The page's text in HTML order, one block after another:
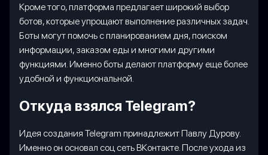
Кроме того, платформа предлагает широкий выбор
ботов, которые упрощают выполнение различных задач.
Боты могут помочь с планированием дня, поиском
информации, заказом еды и многими другими
функциями. Именно боты делают платформу еще более
удобной и функциональной.
Откуда взялся Telegram?
Идея создания Telegram принадлежит Павлу Дурову.
Именно он основал соц сеть ВКонтакте. После ухода из